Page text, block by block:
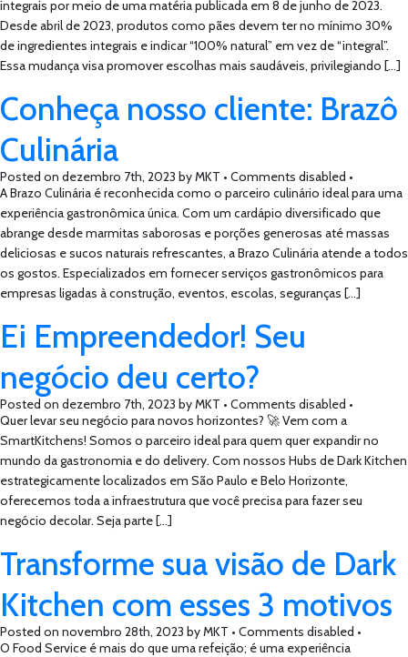
integrais por meio de uma matéria publicada em 8 de junho de 2023.
Desde abril de 2023, produtos como pães devem ter no mínimo 30%
de ingredientes integrais e indicar “100% natural” em vez de “integral”.
Essa mudança visa promover escolhas mais saudáveis, privilegiando […]
Conheça nosso cliente: Brazô
Culinária
Posted on dezembro 7th, 2023 byMKT • Comments disabled •
A Brazo Culinária é reconhecida como o parceiro culinário ideal para uma
experiência gastronômica única. Com um cardápio diversificado que
abrange desde marmitas saborosas e porções generosas até massas
deliciosas e sucos naturais refrescantes, a Brazo Culinária atende a todos
os gostos. Especializados em fornecer serviços gastronômicos para
empresas ligadas à construção, eventos, escolas, seguranças […]
Ei Empreendedor! Seu
negócio deu certo?
Posted on dezembro 7th, 2023 byMKT • Comments disabled •
Quer levar seu negócio para novos horizontes? 🚀 Vem com a
SmartKitchens! Somos o parceiro ideal para quem quer expandir no
mundo da gastronomia e do delivery. Com nossos Hubs de Dark Kitchen
estrategicamente localizados em São Paulo e Belo Horizonte,
oferecemos toda a infraestrutura que você precisa para fazer seu
negócio decolar. Seja parte […]
Transforme sua visão de Dark
Kitchen com esses 3 motivos
Posted on novembro 28th, 2023 byMKT • Comments disabled •
O Food Service é mais do que uma refeição; é uma experiência